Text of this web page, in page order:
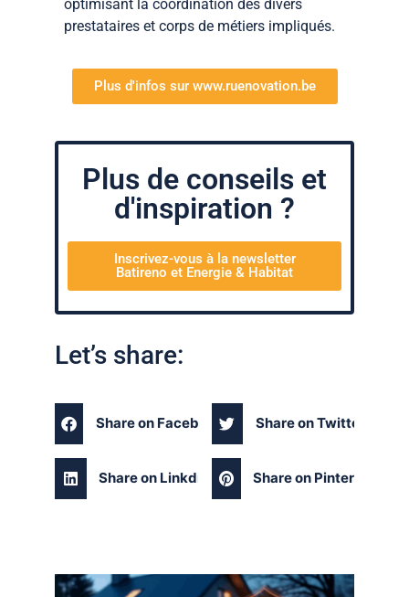
optimisant la coordination des divers
prestataires et corps de métiers impliqués.
Plus d'infos sur www.ruenovation.be
Plus de conseils et
d'inspiration ?
Inscrivez-vous à la newsletter
Batireno et Energie & Habitat
Let’s share:
Share on Facebook Share on Twitter
Share on Linkdin Share on Pinterest